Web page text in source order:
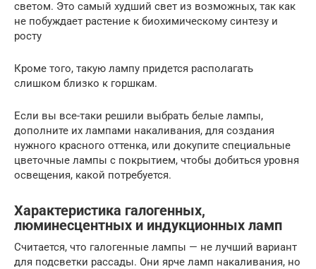
светом. Это самый худший свет из возможных, так как
не побуждает растение к биохимическому синтезу и
росту
Кроме того, такую лампу придется располагать
слишком близко к горшкам.
Если вы все-таки решили выбрать белые лампы,
дополните их лампами накаливания, для создания
нужного красного оттенка, или докупите специальные
цветочные лампы с покрытием, чтобы добиться уровня
освещения, какой потребуется.
Характеристика галогенных,
люминесцентных и индукционных ламп
Считается, что галогенные лампы — не лучший вариант
для подсветки рассады. Они ярче ламп накаливания, но